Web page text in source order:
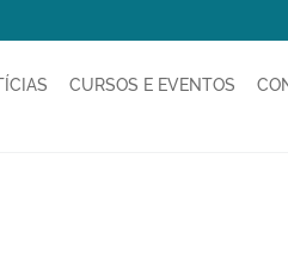
CURSOS E EVENTOS